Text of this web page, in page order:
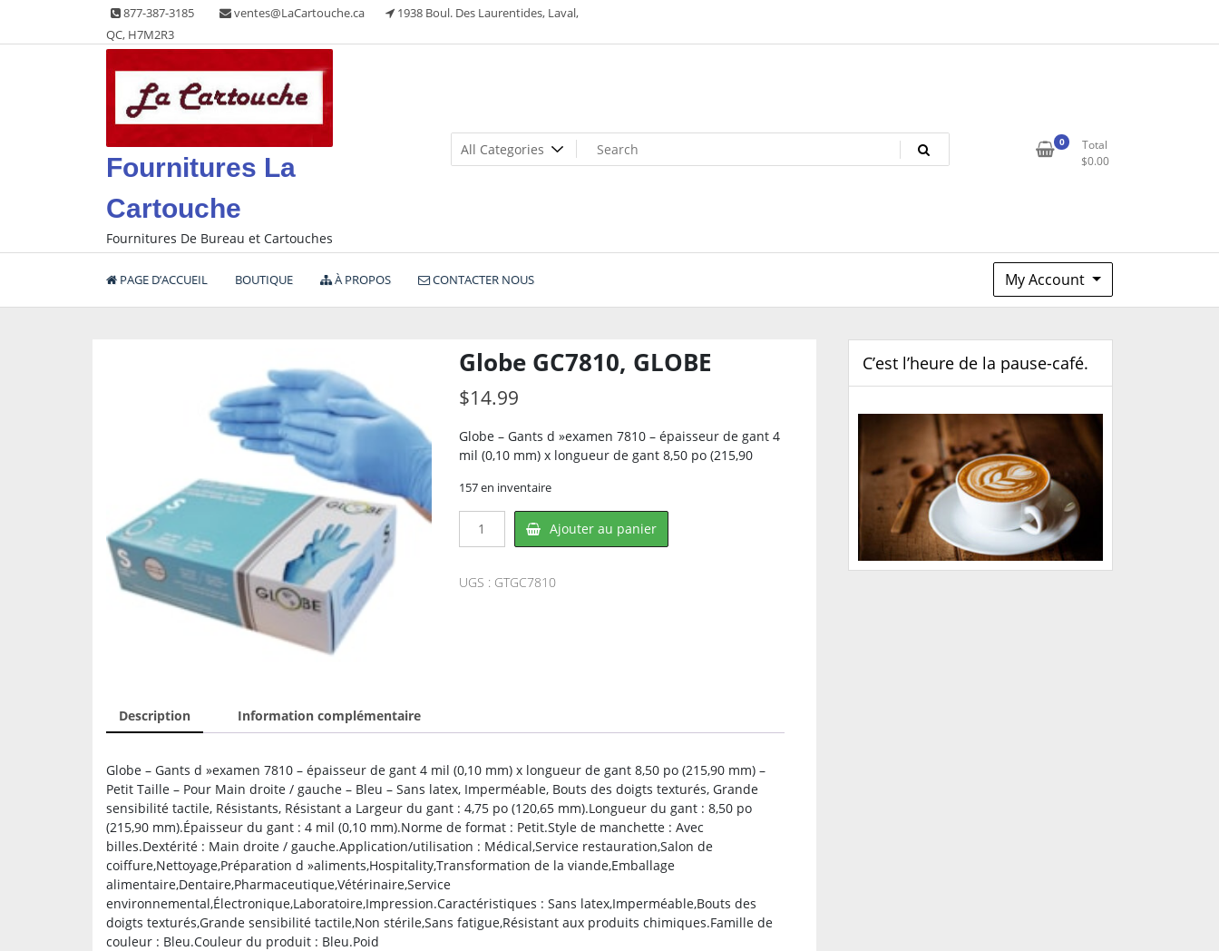
content
877-387-3185 ventes@LaCartouche.ca
1938 Boul. Des Laurentides, Laval,
QC, H7M2R3
Fournitures La
Cartouche
Fournitures De Bureau et Cartouches
0
Total
$0.00
PAGE D’ACCUEIL BOUTIQUE À PROPOS CONTACTER NOUS My Account
Globe GC7810, GLOBE
$14.99
Globe – Gants d »examen 7810 – épaisseur de gant 4
mil (0,10 mm) x longueur de gant 8,50 po (215,90
157 en inventaire
GC7810,
Ajouter au panier
UGS : GTGC7810
Description Information complémentaire
Globe – Gants d »examen 7810 – épaisseur de gant 4 mil (0,10 mm) x longueur de gant 8,50 po (215,90 mm) –
Petit Taille – Pour Main droite / gauche – Bleu – Sans latex, Imperméable, Bouts des doigts texturés, Grande
sensibilité tactile, Résistants, Résistant a Largeur du gant : 4,75 po (120,65 mm).Longueur du gant : 8,50 po
(215,90 mm).Épaisseur du gant : 4 mil (0,10 mm).Norme de format : Petit.Style de manchette : Avec
billes.Dextérité : Main droite / gauche.Application/utilisation : Médical,Service restauration,Salon de
coiffure,Nettoyage,Préparation d »aliments,Hospitality,Transformation de la viande,Emballage
alimentaire,Dentaire,Pharmaceutique,Vétérinaire,Service
environnemental,Électronique,Laboratoire,Impression.Caractéristiques : Sans latex,Imperméable,Bouts des
doigts texturés,Grande sensibilité tactile,Non stérile,Sans fatigue,Résistant aux produits chimiques.Famille de
couleur : Bleu.Couleur du produit : Bleu.Poid
C’est l’heure de la pause-café.